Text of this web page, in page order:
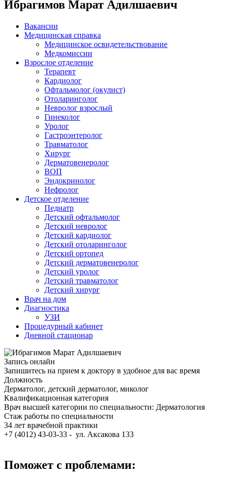
Ибрагимов Марат Адилшаевич
Вакансии
Медицинская справка
Ме­дицин­ское ос­ви­детель­ство­вание
Медкомиссии
Взрослое отделение
Терапевт
Кардиолог
Офтальмолог (окулист)
Отоларинголог
Невролог взрослый
Гинеколог
Уролог
Гастроэнтеролог
Травматолог
Хирург
Дерматовенеролог
ВОП
Эндокринолог
Нефролог
Детское отделение
Педиатр
Детский офтальмолог
Детский невролог
Детский кардиолог
Детский отоларинголог
Детский ортопед
Детский дерматовенеролог
Детский уролог
Детский травматолог
Детский хирург
Врач на дом
Диагностика
УЗИ
Процедурный кабинет
Дневной стационар
Запись онлайн
Запишитесь на прием к доктору в удобное для вас время
Должность
Дерматолог, детский дерматолог, миколог
Квалификационная категория
Врач высшей категории по специальности: Дерматология
Стаж работы по специальности
34 лет врачебной практики
+7 (4012) 43-03-33 - ул. Аксакова 133
Поможет с проблемами: